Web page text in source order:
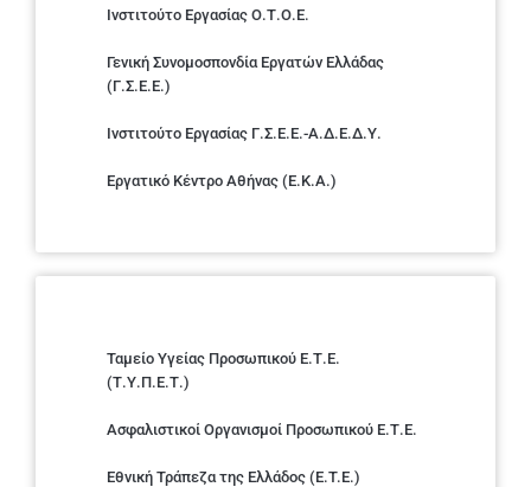
Ινστιτούτο Εργασίας Ο.Τ.Ο.Ε.
Γενική Συνομοσπονδία Εργατών Ελλάδας
(Γ.Σ.Ε.Ε.)
Ινστιτούτο Εργασίας Γ.Σ.Ε.Ε.-Α.Δ.Ε.Δ.Υ.
Εργατικό Κέντρο Αθήνας (Ε.Κ.Α.)
Ταμείο Υγείας Προσωπικού Ε.Τ.Ε.
(Τ.Υ.Π.Ε.Τ.)
Ασφαλιστικοί Οργανισμοί Προσωπικού Ε.Τ.Ε.
Εθνική Τράπεζα της Ελλάδος (E.T.E.)